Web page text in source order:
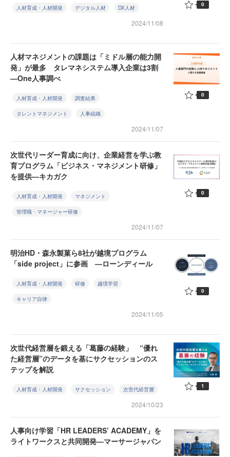
人材育成・人材開発 デジタル人材 DX人材
2024/11/08
0
人材マネジメントの課題は「ミドル層の能力開
発」が最多 タレマネシステム導入企業は3割
—One人事調べ
人材育成・人材開発 調査結果
タレントマネジメント 人事組織
2024/11/07
0
次世代リーダー育成に向け、企業経営を学ぶ教
育プログラム「ビジネス・マネジメント研修」
を提供—キカガク
人材育成・人材開発 マネジメント
管理職・マネージャー研修
2024/11/07
0
明治HD・森永製菓ら8社が越境プログラム
「side project」に参画 —ローンディール
人材育成・人材開発 研修 越境学習
キャリア自律
2024/11/05
0
次世代経営層を鍛える「葛藤の経験」 “優れ
た経営層”のデータを基にサクセッションのス
テップを解説
人材育成・人材開発 サクセッション 次世代経営層
2024/10/23
1
人事向け学習「HR LEADERS’ ACADEMY」を
ライトワークスと共同開発—マーサージャパン